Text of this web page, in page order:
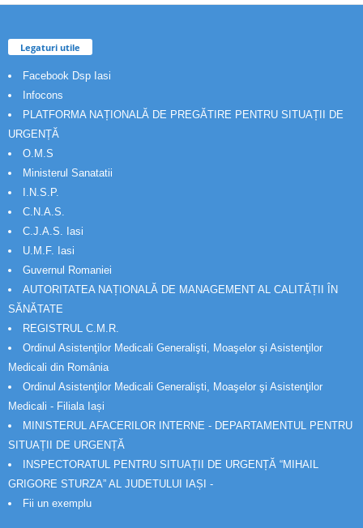
Legaturi utile
Facebook Dsp Iasi
Infocons
PLATFORMA NAȚIONALĂ DE PREGĂTIRE PENTRU SITUAȚII DE
URGENȚĂ
O.M.S
Ministerul Sanatatii
I.N.S.P.
C.N.A.S.
C.J.A.S. Iasi
U.M.F. Iasi
Guvernul Romaniei
AUTORITATEA NAȚIONALĂ DE MANAGEMENT AL CALITĂȚII ÎN
SĂNĂTATE
REGISTRUL C.M.R.
Ordinul Asistenţilor Medicali Generalişti, Moaşelor şi Asistenţilor
Medicali din România
Ordinul Asistenţilor Medicali Generalişti, Moaşelor şi Asistenţilor
Medicali - Filiala Iași
MINISTERUL AFACERILOR INTERNE - DEPARTAMENTUL PENTRU
SITUAȚII DE URGENȚĂ
INSPECTORATUL PENTRU SITUAȚII DE URGENȚĂ “MIHAIL
GRIGORE STURZA” AL JUDETULUI IAȘI -
Fii un exemplu